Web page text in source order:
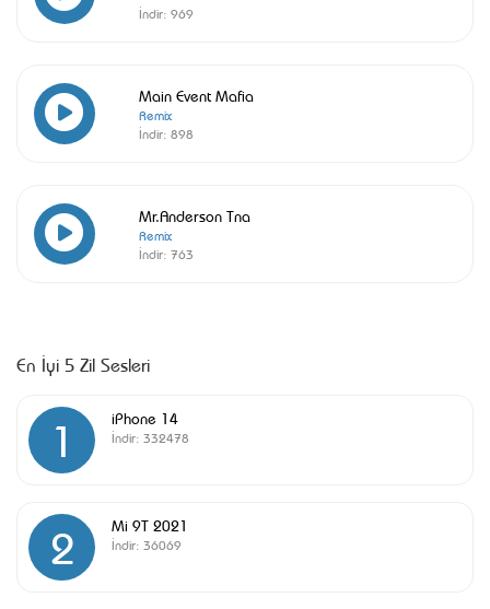
İndir: 969
Main Event Mafia
Remix
İndir: 898
Mr.Anderson Tna
Remix
İndir: 763
En İyi 5 Zil Sesleri
1 iPhone 14
İndir: 332478
2 Mi 9T 2021
İndir: 36069